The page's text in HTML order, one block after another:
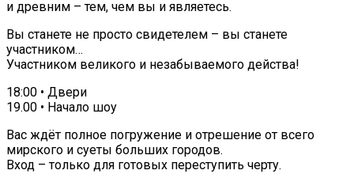
и древним – тем, чем вы и являетесь.
Вы станете не просто свидетелем – вы станете
участником…
Участником великого и незабываемого действа!
18:00 • Двери
19.00 • Начало шоу
Вас ждёт полное погружение и отрешение от всего
мирского и суеты больших городов.
Вход – только для готовых переступить черту.